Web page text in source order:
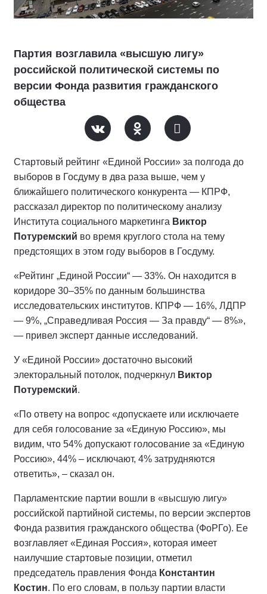
Партия возглавила «высшую лигу»
российской политической системы по
версии Фонда развития гражданского
общества
Стартовый рейтинг «Единой России» за полгода до
выборов в Госдуму в два раза выше, чем у
ближайшего политического конкурента — КПРФ,
рассказал директор по политическому анализу
Института социального маркетинга Виктор
Потуремский во время круглого стола на тему
предстоящих в этом году выборов в Госдуму.
«Рейтинг „Единой России“ — 33%. Он находится в
коридоре 30–35% по данным большинства
исследовательских институтов. КПРФ — 16%, ЛДПР
— 9%, „Справедливая Россия — За правду“ — 8%»,
— привел эксперт данные исследований.
У «Единой России» достаточно высокий
электоральный потолок, подчеркнул Виктор
Потуремский.
«По ответу на вопрос «допускаете или исключаете
для себя голосование за «Единую Россию», мы
видим, что 54% допускают голосование за «Единую
Россию», 44% – исключают, 4% затрудняются
ответить», – сказал он.
Парламентские партии вошли в «высшую лигу»
российской партийной системы, по версии экспертов
Фонда развития гражданского общества (ФоРГо). Ее
возглавляет «Единая Россия», которая имеет
наилучшие стартовые позиции, отметил
председатель правления Фонда Константин
Костин. По его словам, в пользу партии власти